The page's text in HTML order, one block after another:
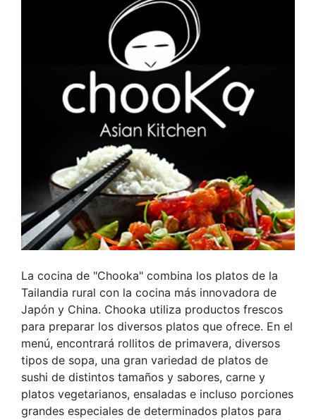
La cocina de "Chooka" combina los platos de la
Tailandia rural con la cocina más innovadora de
Japón y China. Chooka utiliza productos frescos
para preparar los diversos platos que ofrece. En el
menú, encontrará rollitos de primavera, diversos
tipos de sopa, una gran variedad de platos de
sushi de distintos tamaños y sabores, carne y
platos vegetarianos, ensaladas e incluso porciones
grandes especiales de determinados platos para